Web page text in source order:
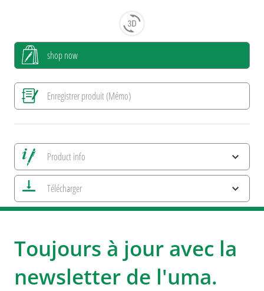
shop now
Enregistrer produit (Mémo)
Product info
Alle Ansichten speichern
Enregistrer image actuelle
Informations d'impression
Télécharger
Caractéristiques ESG et certifications des produits
Toujours à jour avec la
newsletter de l'uma.